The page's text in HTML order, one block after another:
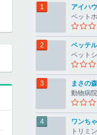
アイハ
ペット
ペッテ
ペット
まさの
動物病院
ワンち
トリミ